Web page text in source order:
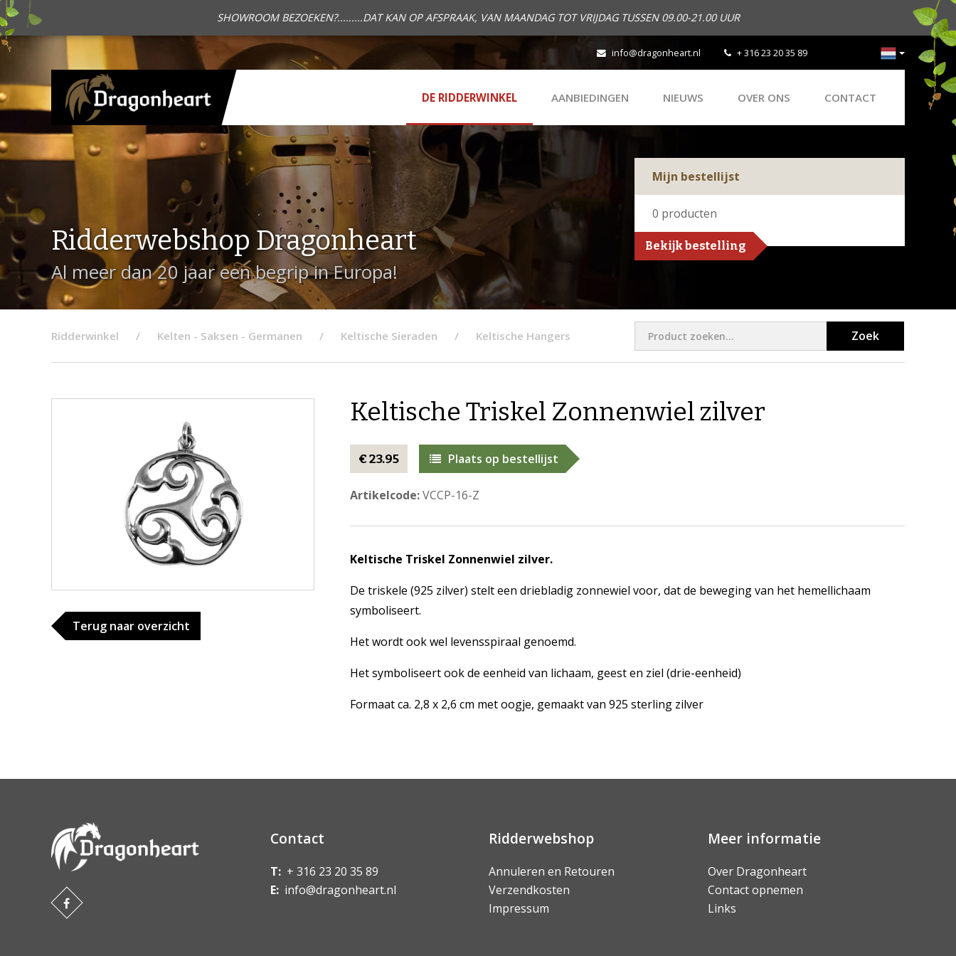
SHOWROOM BEZOEKEN?.........DAT KAN OP AFSPRAAK, VAN MAANDAG TOT VRIJDAG TUSSEN 09.00-21.00 UUR
info@dragonheart.nl + 316 23 20 35 89
DE RIDDERWINKEL AANBIEDINGEN NIEUWS OVER ONS CONTACT
Ridderwebshop Dragonheart
Al meer dan 20 jaar een begrip in Europa!
Mijn bestellijst
0 producten
Bekijk bestelling
Ridderwinkel Kelten - Saksen - Germanen Keltische Sieraden Keltische Hangers Zoek
Terug naar overzicht
Keltische Triskel Zonnenwiel zilver
€ 23.95 Plaats op bestellijst
Artikelcode:VCCP-16-Z
Keltische Triskel Zonnenwiel zilver.
De triskele (925 zilver) stelt een driebladig zonnewiel voor, dat de beweging van het hemellichaam
symboliseert.
Het wordt ook wel levensspiraal genoemd.
Het symboliseert ook de eenheid van lichaam, geest en ziel (drie-eenheid)
Formaat ca. 2,8 x 2,6 cm met oogje, gemaakt van 925 sterling zilver
Contact
T: + 316 23 20 35 89
E: info@dragonheart.nl
Ridderwebshop
Annuleren en Retouren
Verzendkosten
Impressum
Meer informatie
Over Dragonheart
Contact opnemen
Links